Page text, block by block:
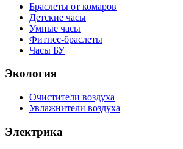
Браслеты от комаров
Детские часы
Умные часы
Фитнес-браслеты
Часы БУ
Экология
Очистители воздуха
Увлажнители воздуха
Электрика